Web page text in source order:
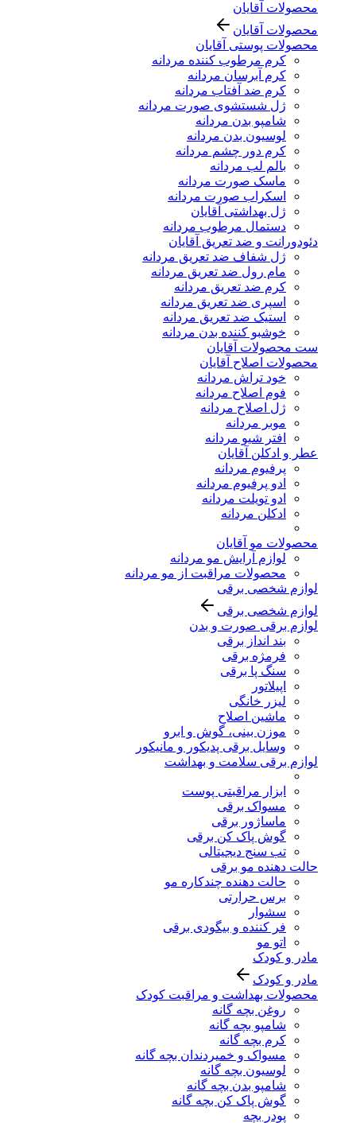
محصولات آقایان
محصولات آقایان
محصولات پوستی آقایان
کرم مرطوب کننده مردانه
کرم آبرسان مردانه
کرم ضد آفتاب مردانه
ژل شستشوی صورت مردانه
شامپو بدن مردانه
لوسیون بدن مردانه
کرم دور چشم مردانه
بالم لب مردانه
ماسک صورت مردانه
اسکراب صورت مردانه
ژل بهداشتی آقایان
دستمال مرطوب مردانه
دئودورانت و ضد تعریق آقایان
ژل شفاف ضد تعریق مردانه
مام رول ضد تعریق مردانه
کرم ضد تعریق مردانه
اسپری ضد تعریق مردانه
استیک ضد تعریق مردانه
خوشبو کننده بدن مردانه
ست محصولات آقایان
محصولات اصلاح آقایان
خود تراش مردانه
فوم اصلاح مردانه
ژل اصلاح مردانه
موبر مردانه
افتر شیو مردانه
عطر و ادکلن آقایان
پرفیوم مردانه
ادو پرفیوم مردانه
ادو تویلت مردانه
ادکلن مردانه
محصولات مو آقایان
لوازم آرایش مو مردانه
محصولات مراقبت از مو مردانه
لوازم شخصی برقی
لوازم شخصی برقی
لوازم برقی صورت و بدن
بند انداز برقی
فرمژه برقی
سنگ پا برقی
اپیلاتور
لیزر خانگی
ماشین اصلاح
موزن بینی، گوش و ابرو
وسایل برقی پدیکور و مانیکور
لوازم برقی سلامت و بهداشت
ابزار مراقبتی پوست
مسواک برقی
ماساژور برقی
گوش پاک کن برقی
تب سنج دیجیتالی
حالت دهنده مو برقی
حالت دهنده چندکاره مو
برس حرارتی
سشوار
فر کننده و بیگودی برقی
اتو مو
مادر و کودک
مادر و کودک
محصولات بهداشت و مراقبت کودک
روغن بچه گانه
شامپو بچه گانه
کرم بچه گانه
مسواک و خمیردندان بچه گانه
لوسیون بچه گانه
شامپو بدن بچه گانه
گوش پاک کن بچه گانه
پودر بچه